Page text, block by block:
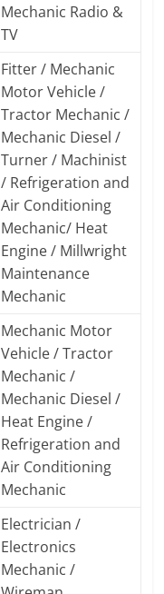
Mechanic Radio &
TV
Fitter / Mechanic
Motor Vehicle /
Tractor Mechanic /
Mechanic Diesel /
Turner / Machinist
/ Refrigeration and
Air Conditioning
Mechanic/ Heat
Engine / Millwright
Maintenance
Mechanic
Mechanic Motor
Vehicle / Tractor
Mechanic /
Mechanic Diesel /
Heat Engine /
Refrigeration and
Air Conditioning
Mechanic
Electrician /
Electronics
Mechanic /